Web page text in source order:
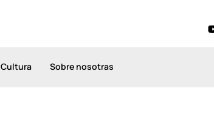
Cultura Sobre nosotras